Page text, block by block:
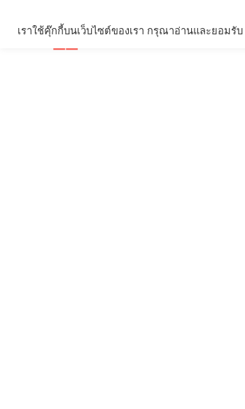
เราใช้คุ๊กกี้บนเว็บไซต์ของเรา กรุณาอ่านและยอมรับ